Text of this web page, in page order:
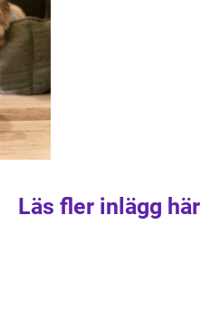
Läs fler inlägg här